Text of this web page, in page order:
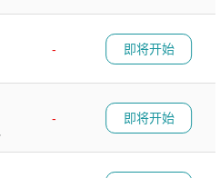
-
即将开始
-
即将开始